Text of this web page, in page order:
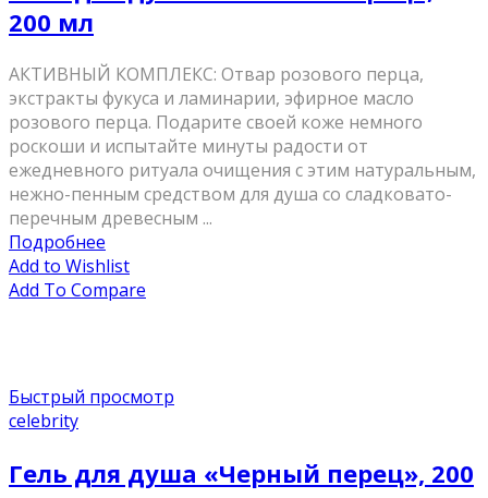
200 мл
AКТИВНЫЙ КОМПЛЕКС: Отвар розового перца,
экстракты фукуса и ламинарии, эфирное масло
розового перца. Подарите своей коже немного
роскоши и испытайте минуты радости от
ежедневного ритуала очищения с этим натуральным,
нежно-пенным средством для душа со сладковато-
перечным древесным ...
Подробнее
Add to Wishlist
Add To Compare
Быстрый просмотр
celebrity
Гель для душа «Черный перец», 200